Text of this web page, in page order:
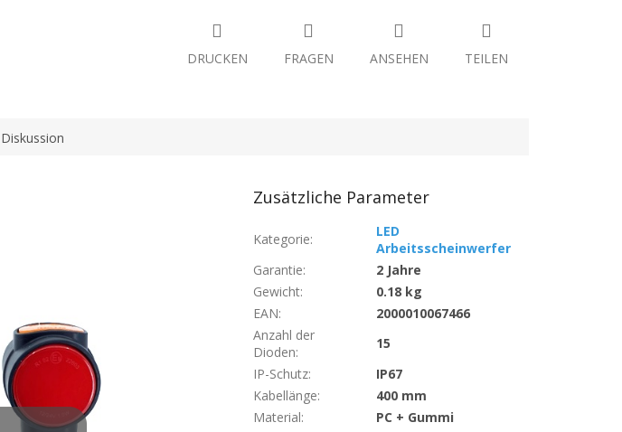
DRUCKEN FRAGEN ANSEHEN TEILEN
Diskussion
Zusätzliche Parameter
Kategorie:
LED
Arbeitsscheinwerfer
Garantie:
2 Jahre
Gewicht:
0.18 kg
EAN:
2000010067466
Anzahl der
Dioden:
15
IP-Schutz:
IP67
Kabellänge:
400 mm
Material:
PC + Gummi